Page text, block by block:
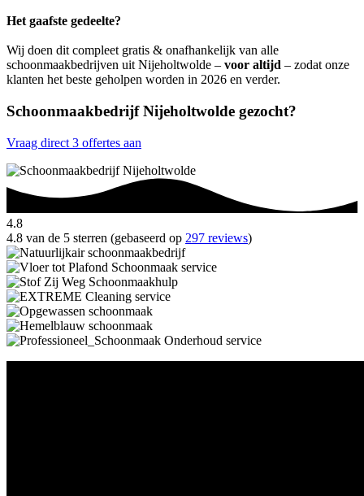
Het gaafste gedeelte?
Wij doen dit compleet gratis & onafhankelijk van alle
schoonmaakbedrijven uit Nijeholtwolde – voor altijd – zodat onze
klanten het beste geholpen worden in 2026 en verder.
Schoonmaakbedrijf Nijeholtwolde gezocht?
Vraag direct 3 offertes aan
4.8
4.8 van de 5 sterren (gebaseerd op 297 reviews)